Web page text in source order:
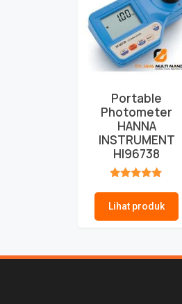
Portable
Photometer
HANNA
INSTRUMENT
HI96738
Lihat produk